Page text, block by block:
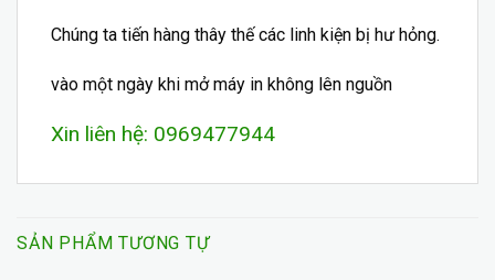
Chúng ta tiến hàng thây thế các linh kiện bị hư hỏng.
vào một ngày khi mở máy in không lên nguồn
Xin liên hệ: 0969477944
SẢN PHẨM TƯƠNG TỰ